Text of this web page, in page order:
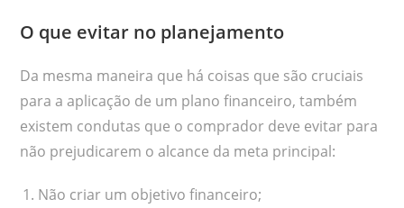
O que evitar no planejamento
Da mesma maneira que há coisas que são cruciais
para a aplicação de um plano financeiro, também
existem condutas que o comprador deve evitar para
não prejudicarem o alcance da meta principal:
Não criar um objetivo financeiro;